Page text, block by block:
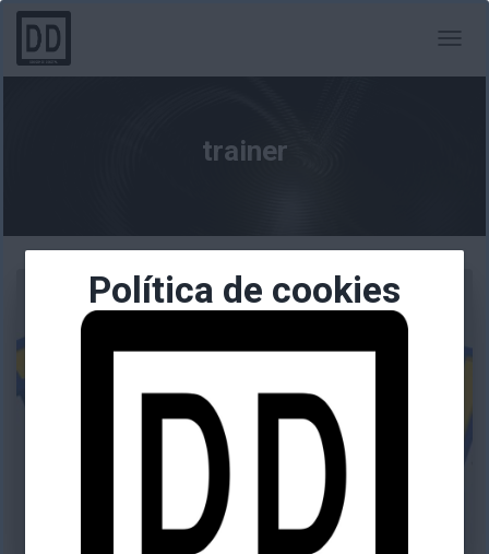
MODO
trainer
Política de cookies